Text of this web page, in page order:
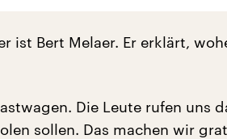
ist Bert Melaer. Er erklärt,
Die Leute rufen uns
sollen. Das machen wir